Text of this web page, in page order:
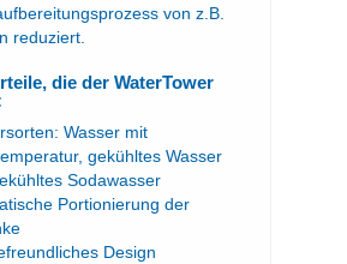
von z.B.
reduziert.
die der WaterTower
Wasser mit
gekühltes Wasser
Sodawasser
Portionierung der
Design